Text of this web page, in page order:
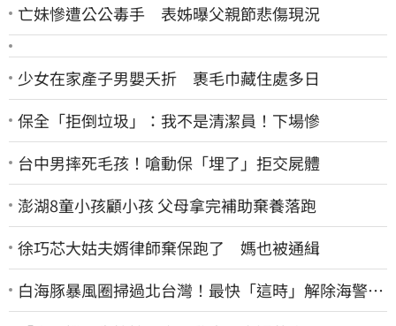
亡妹慘遭公公毒手 表姊曝父親節悲傷現況
少女在家產子男嬰夭折 裹毛巾藏住處多日
保全「拒倒垃圾」：我不是清潔員！下場慘
台中男摔死毛孩！嗆動保「埋了」拒交屍體
澎湖8童小孩顧小孩 父母拿完補助棄養落跑
徐巧芯大姑夫婿律師棄保跑了 媽也被通緝
白海豚暴風圈掃過北台灣！最快「這時」解除海警
9日停班停課一覽